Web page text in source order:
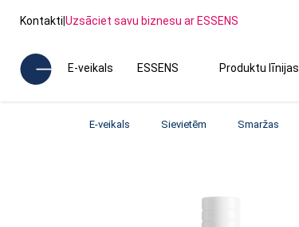
Kontakti|Uzsāciet savu biznesu ar ESSENS
E-veikals ESSENS Produktu līnijas
E-veikals Sievietēm Smaržas